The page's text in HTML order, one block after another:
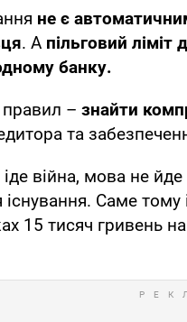
не є
. А пільговий
банку.
– знайти
та
війна, мова не
існування. Саме
15 тисяч гривень